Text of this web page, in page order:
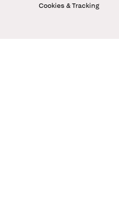
Cookies & Tracking